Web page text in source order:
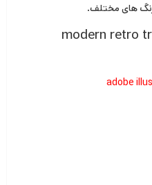
های مختلف.
modern retro
adobe